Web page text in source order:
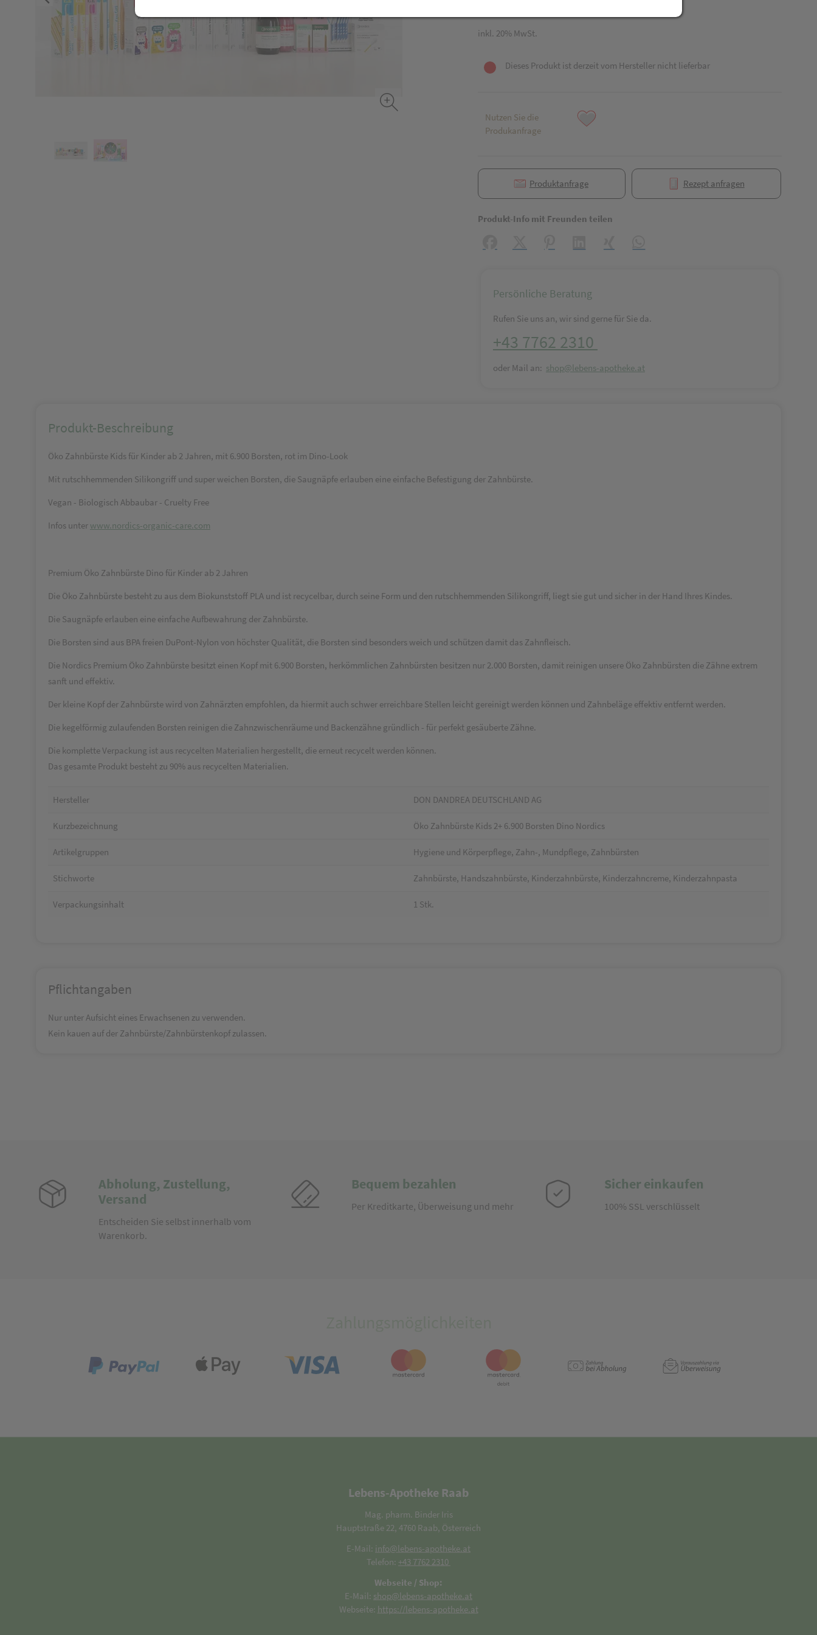
inkl. 20% MwSt.
Dieses Produkt ist derzeit vom Hersteller nicht lieferbar
Nutzen Sie die
Produkanfrage
Produktanfrage Rezept anfragen
Produkt-Info mit Freunden teilen
Persönliche Beratung
Rufen Sie uns an, wir sind gerne für Sie da.
+43 7762 2310
oder Mail an: shop@lebens-apotheke.at
Produkt-Beschreibung
Öko Zahnbürste Kids für Kinder ab 2 Jahren, mit 6.900 Borsten, rot im Dino-Look
Mit rutschhemmenden Silikongriff und super weichen Borsten, die Saugnäpfe erlauben eine einfache Befestigung der Zahnbürste.
Vegan - Biologisch Abbaubar - Cruelty Free
Infos unter www.nordics-organic-care.com
Premium Öko Zahnbürste Dino für Kinder ab 2 Jahren
Die Öko Zahnbürste besteht zu aus dem Biokunststoff PLA und ist recycelbar, durch seine Form und den rutschhemmenden Silikongriff, liegt sie gut und sicher in der Hand Ihres Kindes.
Die Saugnäpfe erlauben eine einfache Aufbewahrung der Zahnbürste.
Die Borsten sind aus BPA freien DuPont-Nylon von höchster Qualität, die Borsten sind besonders weich und schützen damit das Zahnfleisch.
Die Nordics Premium Öko Zahnbürste besitzt einen Kopf mit 6.900 Borsten, herkömmlichen Zahnbürsten besitzen nur 2.000 Borsten, damit reinigen unsere Öko Zahnbürsten die Zähne extrem
sanft und effektiv.
Der kleine Kopf der Zahnbürste wird von Zahnärzten empfohlen, da hiermit auch schwer erreichbare Stellen leicht gereinigt werden können und Zahnbeläge effektiv entfernt werden.
Die kegelförmig zulaufenden Borsten reinigen die Zahnzwischenräume und Backenzähne gründlich - für perfekt gesäuberte Zähne.
Die komplette Verpackung ist aus recycelten Materialien hergestellt, die erneut recycelt werden können.
Das gesamte Produkt besteht zu 90% aus recycelten Materialien.
Hersteller DON DANDREA DEUTSCHLAND AG
Kurzbezeichnung Öko Zahnbürste Kids 2+ 6.900 Borsten Dino Nordics
Artikelgruppen Hygiene und Körperpflege, Zahn-, Mundpflege, Zahnbürsten
Stichworte Zahnbürste, Handszahnbürste, Kinderzahnbürste, Kinderzahncreme, Kinderzahnpasta
Verpackungsinhalt 1 Stk.
Pflichtangaben
Nur unter Aufsicht eines Erwachsenen zu verwenden.
Kein kauen auf der Zahnbürste/Zahnbürstenkopf zulassen.
Abholung, Zustellung,
Versand
Entscheiden Sie selbst innerhalb vom
Warenkorb.
Bequem bezahlen
Per Kreditkarte, Überweisung und mehr
Sicher einkaufen
100% SSL verschlüsselt
Lebens-Apotheke Raab
Mag. pharm. Binder Iris
Hauptstraße 22, 4760 Raab, Österreich
E-Mail: info@lebens-apotheke.at
Telefon: +43 7762 2310
Webseite / Shop:
E-Mail: shop@lebens-apotheke.at
Webseite: https://lebens-apotheke.at